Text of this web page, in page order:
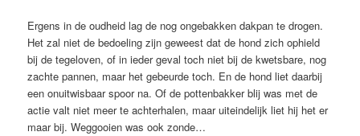
Ergens in de oudheid lag de nog ongebakken dakpan te drogen.
Het zal niet de bedoeling zijn geweest dat de hond zich ophield
bij de tegeloven, of in ieder geval toch niet bij de kwetsbare, nog
zachte pannen, maar het gebeurde toch. En de hond liet daarbij
een onuitwisbaar spoor na. Of de pottenbakker blij was met de
actie valt niet meer te achterhalen, maar uiteindelijk liet hij het er
maar bij. Weggooien was ook zonde…